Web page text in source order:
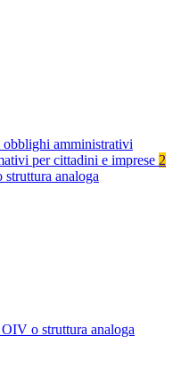
obblighi amministrativi
per cittadini e imprese 2
analoga
o struttura analoga